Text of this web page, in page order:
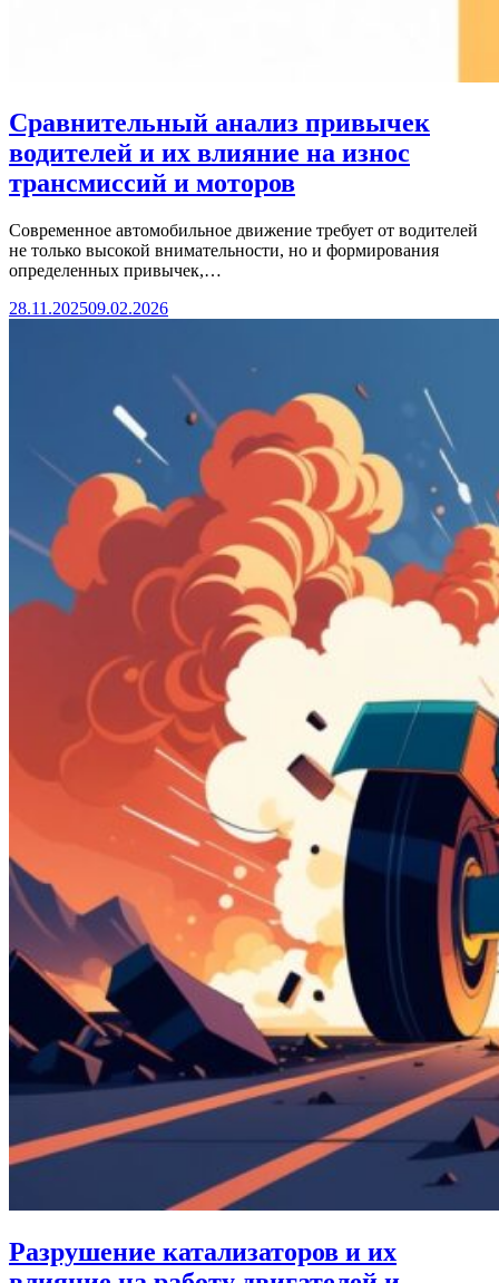
Сравнительный анализ привычек
водителей и их влияние на износ
трансмиссий и моторов
Современное автомобильное движение требует от водителей
не только высокой внимательности, но и формирования
определенных привычек,…
28.11.202509.02.2026
Разрушение катализаторов и их